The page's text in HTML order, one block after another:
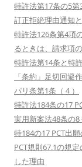
特許法第17条の5第
訂正拒絶理由通知
特許法126条第4項
るときは、請求項
特許法第14条と特
「条約」足切回避
パリ条第1条（４）
特許法184条の17
実用新案法48条の8
特184の17 PCT出
PCT規則67.1の規
した理由